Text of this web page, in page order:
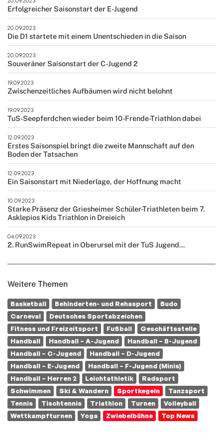
Erfolgreicher Saisonstart der E-Jugend
20.09.2023
Die D1 startete mit einem Unentschieden in die Saison
20.09.2023
Souveräner Saisonstart der C-Jugend 2
19.09.2023
Zwischenzeitliches Aufbäumen wird nicht belohnt
19.09.2023
TuS-Seepferdchen wieder beim 10-Frende-Triathlon dabei
12.09.2023
Erstes Saisonspiel bringt die zweite Mannschaft auf den
Boden der Tatsachen
12.09.2023
Ein Saisonstart mit Niederlage, der Hoffnung macht
10.09.2023
Starke Präsenz der Griesheimer Schüler-Triathleten beim 7.
Asklepios Kids Triathlon in Dreieich
04.09.2023
2. RunSwimRepeat in Oberursel mit der TuS Jugend...
Weitere Themen
Basketball Behinderten- und Rehasport
Budo
Carneval
Deutsches Sportabzeichen
Fitness und Freizeitsport
Fußball
Geschäftsstelle
Handball
Handball – A-Jugend
Handball – B-Jugend
Handball – C-Jugend
Handball – D-Jugend
Handball – E-Jugend
Handball – F-Jugend (Minis)
Handball – Herren 2
Leichtathletik
Radsport
Schwimmen
Ski & Wandern Sportkegeln
Tanzsport
Tennis
Tischtennis Triathlon Turnen
Volleyball
Wettkampfturnen
Yoga Zwiebelbühne Top News